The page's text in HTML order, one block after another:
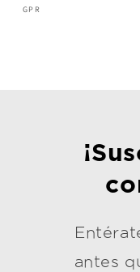
Proveedor:
GPR
antes